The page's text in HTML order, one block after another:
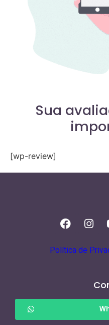
Sua
[wp-review]
Política de